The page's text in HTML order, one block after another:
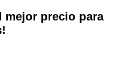
mejor precio para